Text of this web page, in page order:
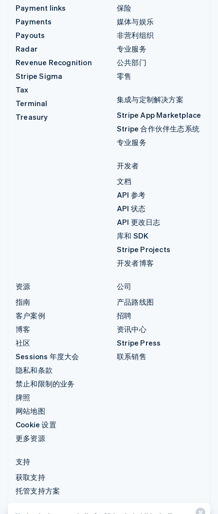
Payment links
Payments
Payouts
Radar
Revenue Recognition
Stripe Sigma
Tax
Terminal
Treasury
保险
媒体与娱乐
非营利组织
专业服务
公共部门
零售
集成与定制解决方案
Stripe App Marketplace
Stripe 合作伙伴生态系统
专业服务
开发者
文档
API 参考
API 状态
API 更改日志
库和 SDK
Stripe Projects
开发者博客
资源
指南
客户案例
博客
社区
Sessions 年度大会
隐私和条款
禁止和限制的业务
牌照
网站地图
Cookie 设置
更多资源
公司
产品路线图
招聘
资讯中心
Stripe Press
联系销售
支持
获取支持
托管支持方案